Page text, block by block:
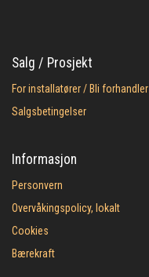
Salg / Prosjekt
For installatører / Bli forhandler
Salgsbetingelser
Informasjon
Personvern
Overvåkingspolicy, lokalt
Cookies
Bærekraft